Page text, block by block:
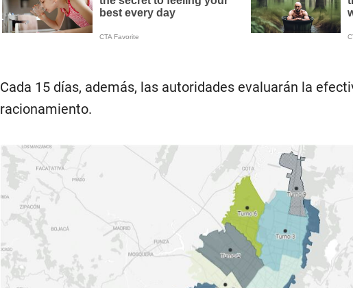
Cada 15 días, además, las autoridades evaluarán la
racionamiento.